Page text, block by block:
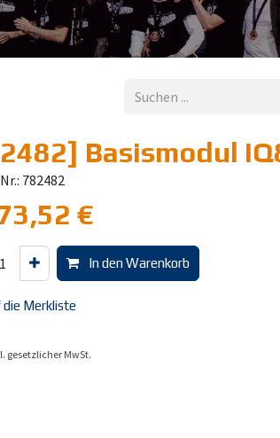
Basismodul
782482
€
In den Warenkorb
Merkliste
gesetzlicher MwSt.